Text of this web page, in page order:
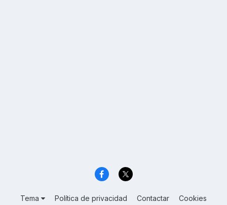
Tema Política de privacidad Contactar Cookies